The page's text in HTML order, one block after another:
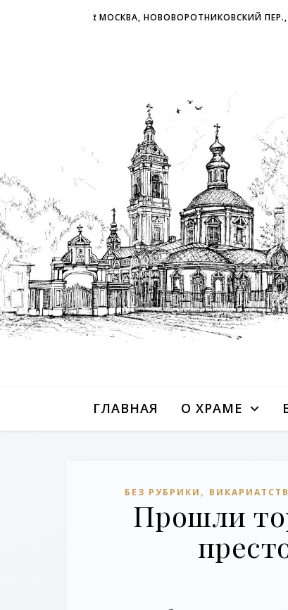
⟟ МОСКВА, НОВОВОРОТНИКОВСКИЙ
ГЛАВНАЯ О ХРАМЕ
БЕЗ РУБРИКИ ,
Прошли